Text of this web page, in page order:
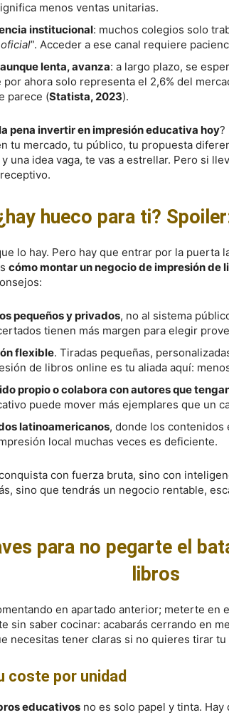
menos ventas unitarias.
institucional: muchos colegios solo
”. Acceder a ese canal requiere
lenta, avanza: a largo plazo, se
por ahora solo representa el 2,6% del
parece (Statista, 2023).
pena invertir en impresión educativa hoy?
tu mercado, tu público, tu propuesta
y una idea vaga, te vas a estrellar. Pero si
hueco para ti?
lo hay. Pero hay que entrar por la puerta
cómo montar un negocio de impresión de
pequeños y privados, no al sistema
tienen más margen para elegir
flexible. Tiradas pequeñas,
de libros online es tu aliada aquí:
propio o colabora con autores que
puede mover más ejemplares que un
latinoamericanos, donde los contenidos
local muchas veces es deficiente.
con fuerza bruta, sino con
sino que tendrás un negocio rentable,
para no pegarte el
libros
en apartado anterior; meterte en
sin saber cocinar: acabarás cerrando en
necesitas tener claras si no quieres tirar tu
coste por unidad
educativos no es solo papel y tinta.